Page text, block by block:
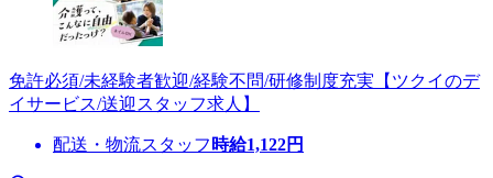
免許必須/未経験者歓迎/経験不問/研修制度充実【ツクイのデ
イサービス/送迎スタッフ求人】
配送・物流スタッフ 時給1,122円